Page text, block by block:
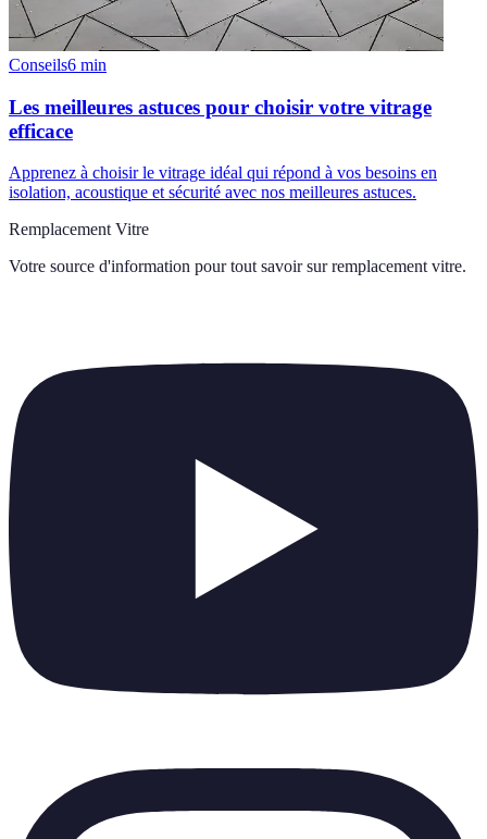
Conseils6 min
Les meilleures astuces pour choisir votre vitrage
efficace
Apprenez à choisir le vitrage idéal qui répond à vos besoins en
isolation, acoustique et sécurité avec nos meilleures astuces.
Remplacement Vitre
Votre source d'information pour tout savoir sur remplacement vitre.